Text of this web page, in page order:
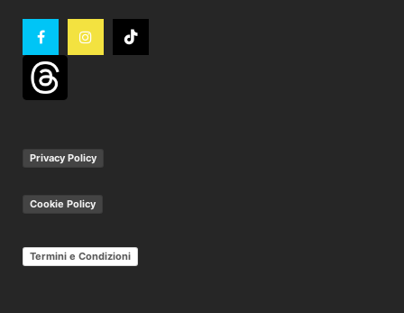
Privacy Policy
Cookie Policy
Termini e Condizioni